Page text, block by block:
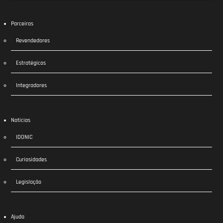
Parceiros
Revendedores
Estratégicos
Integradores
Notícias
IDONIC
Curiosidades
Legislação
Ajuda